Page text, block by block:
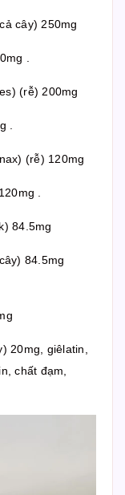
cây) 250mg
.
(rễ) 200mg
.
(rễ) 120mg
.
84.5mg
84.5mg
20mg, giêlatin,
chất đạm,